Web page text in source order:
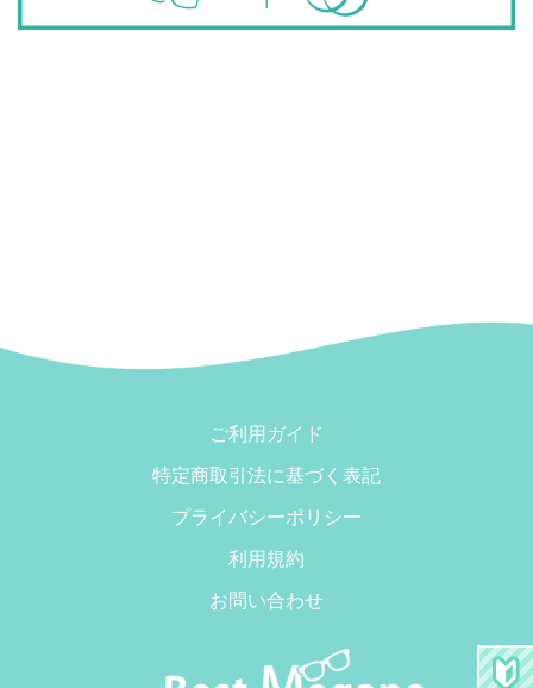
ご利用ガイド
特定商取引法に基づく表記
プライバシーポリシー
利用規約
お問い合わせ